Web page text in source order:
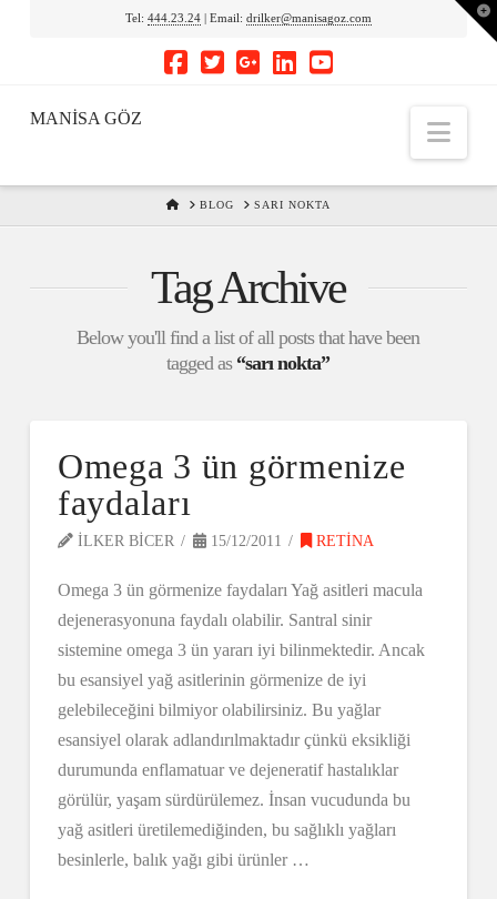
Tel: 444.23.24| Email: drilker@manisagoz.com
MANİSA GÖZ
HOMEBLOG SARI NOKTA
Tag Archive
Below you'll find a list of all posts that have been
tagged as “sarı nokta”
Omega 3 ün görmenize
faydaları
ILKER BICER 15/12/2011 RETINA
Omega 3 ün görmenize faydaları Yağ asitleri macula
dejenerasyonuna faydalı olabilir. Santral sinir
sistemine omega 3 ün yararı iyi bilinmektedir. Ancak
bu esansiyel yağ asitlerinin görmenize de iyi
gelebileceğini bilmiyor olabilirsiniz. Bu yağlar
esansiyel olarak adlandırılmaktadır çünkü eksikliği
durumunda enflamatuar ve dejeneratif hastalıklar
görülür, yaşam sürdürülemez. İnsan vucudunda bu
yağ asitleri üretilemediğinden, bu sağlıklı yağları
besinlerle, balık yağı gibi ürünler …